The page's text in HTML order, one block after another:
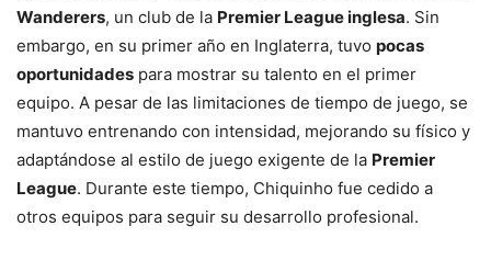
Wanderers, un club de la Premier League inglesa. Sin
embargo, en su primer año en Inglaterra, tuvo pocas
oportunidades para mostrar su talento en el primer
equipo. A pesar de las limitaciones de tiempo de juego, se
mantuvo entrenando con intensidad, mejorando su físico y
adaptándose al estilo de juego exigente de la Premier
League. Durante este tiempo, Chiquinho fue cedido a
otros equipos para seguir su desarrollo profesional.